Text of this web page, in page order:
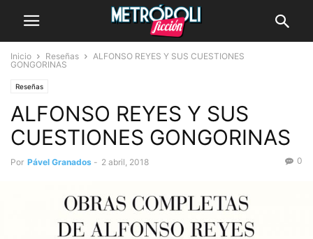
Inicio Reseñas
ALFONSO REYES Y SUS CUESTIONES
GONGORINAS
Reseñas
ALFONSO REYES Y SUS
CUESTIONES GONGORINAS
Por Pável Granados - 2 abril, 2018 0